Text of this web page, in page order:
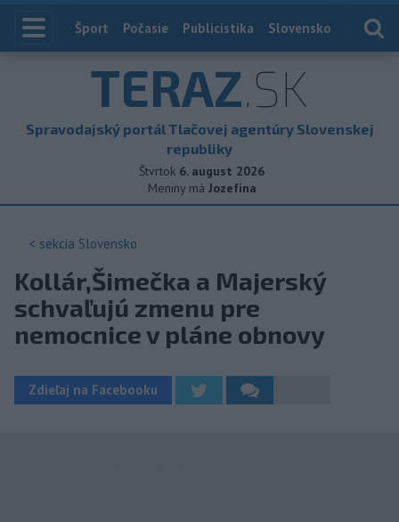
Index
Šport Počasie Publicistika Slovensko
TERAZ.SK
Spravodajský portál Tlačovej agentúry Slovenskej
republiky
Štvrtok 6. august 2026
Meniny má Jozefína
< sekcia Slovensko
Kollár,Šimečka a Majerský
schvaľujú zmenu pre
nemocnice v pláne obnovy
Zdieľaj na Facebooku